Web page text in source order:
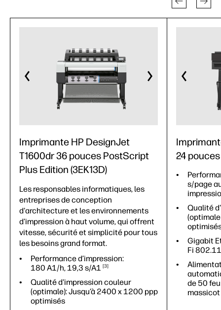
Imprimante HP DesignJet
T1600dr 36 pouces PostScript
Plus Edition (3EK13D)
Les responsables informatiques, les
entreprises de conception
d'architecture et les environnements
d'impression à haut volume, qui offrent
vitesse, sécurité et simplicité pour tous
les besoins grand format.
Performance d’impression:
180 A1/h, 19,3 s/A1 3
Qualité d'impression couleur
(optimale): Jusqu’à 2400 x 1200 ppp
optimisés
24
s/page
Qualité
Gigabit
Fi
de 50